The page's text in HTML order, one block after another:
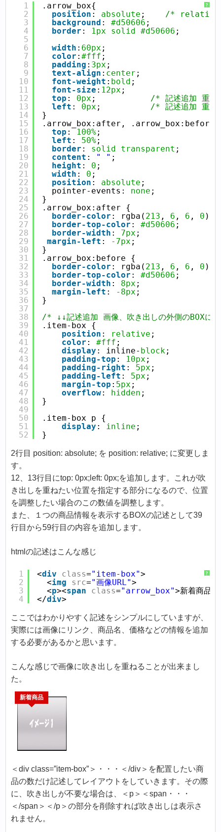
?
1
2
3
4
5
6
7
8
9
10
11
12
13
14
15
16
17
18
19
20
21
22
23
24
25
26
27
28
29
30
31
32
33
34
35
36
37
38
39
40
41
42
43
44
45
46
47
48
49
50
51
52
.arrow_box{
position : absolute ; /* relative
background : #d50606 ;
border : 1px solid #d50606 ;
width : 60px ;
color :#fff ;
padding : 3px ;
text-align : center ;
font-weight : bold ;
font-size : 12px ;
top : 0px ; /* 記述追加 重ね
left : 0px ; /* 記述追加 重ね
}
.arrow_box:after, .arrow_box:before
top : 100%;
left : 50%;
border : solid transparent ;
content : " " ;
height : 0 ;
width : 0 ;
position : absolute ;
pointer-events: none ;
}
.arrow_box:after {
border-color : rgba( 213 , 6 , 6 , 0 );
border-top-color : #d50606 ;
border-width : 7px ;
margin-left : -7px ;
}
.arrow_box:before {
border-color : rgba( 213 , 6 , 6 , 0 );
border-top-color : #d50606 ;
border-width : 8px ;
margin-left : -8px ;
}
/* ↓↓記述追加 画像、吹き出しの外側のBOXに
.item-box {
position : relative ;
color : #fff ;
display : inline- block ;
padding-top : 10px ;
padding-right : 5px ;
padding-left : 5px ;
margin-top : 5px ;
overflow: hidden ;
}
.item-box p {
display : inline ;
}
2行目 position: absolute; を position: relative; に変更しま
す。
12、13行目にtop: 0px;left: 0px;を追加します。これが吹
き出しを重ねたい位置を指定する部分になるので、位置
を調整したい場合のこの数値を調整します。
また、１つの商品情報を表示するBOXの記述として39
行目から59行目の内容を追加します。
htmlの記述はこんな感じ
?
1
2
3
4
<div class="item-box">
<img src="画像URL">
<p><span class="arrow_box">新着商品
</div>
ここではわかりやすく記述をシンプルにしていますが、
実際には画像にリンク、商品名、価格などの情報を追加
する必要があるかと思います。
こんな感じで画像に吹き出しを重ねることが出来まし
た。
＜div class=”item-box”＞・・・＜/div＞を配置したい商
品の数だけ記述してレイアウトをしていきます。その際
に、吹き出しが不要な場合は、＜p＞＜span・・・
＜/span＞＜/p＞の部分を削除すれば吹き出しは表示さ
れません。